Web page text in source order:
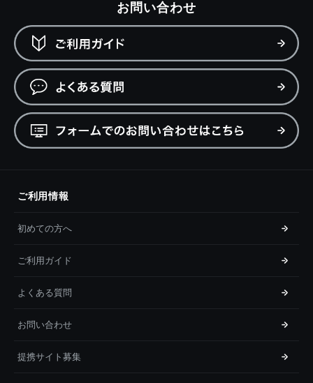
お問い合わせ
ご利用情報
初めての方へ
ご利用ガイド
よくある質問
お問い合わせ
提携サイト募集